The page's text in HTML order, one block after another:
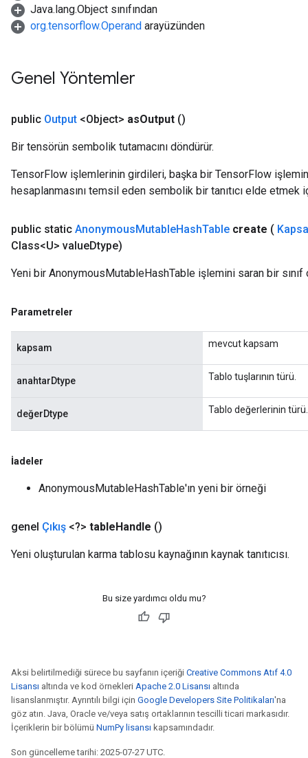
Java.lang.Object sınıfından
org.tensorflow.Operand arayüzünden
Genel Yöntemler
public Output <Object> asOutput ()
Bir tensörün sembolik tutamacını döndürür.
TensorFlow işlemlerinin girdileri, başka bir TensorFlow
hesaplanmasını temsil eden sembolik bir tanıtıcı elde etmek
public static AnonymousMutableHashTable create (
Class<U> valueDtype)
Yeni bir AnonymousMutableHashTable işlemini saran bir
Parametreler
kapsam mevcut kapsam
anahtarDtype Tablo tuşlarının türü.
değerDtype Tablo değerlerinin türü.
İadeler
AnonymousMutableHashTable'ın yeni bir örneği
genel Çıkış <?> tableHandle ()
Yeni oluşturulan karma tablosu kaynağının kaynak tanıtıcısı.
Bu size yardımcı oldu mu?
Aksi belirtilmediği sürece bu sayfanın içeriği Creative Commons Atıf 4.0
Lisansı altında ve kod örnekleri Apache 2.0 Lisansı altında
lisanslanmıştır. Ayrıntılı bilgi için Google Developers Site Politikaları'na
göz atın. Java, Oracle ve/veya satış ortaklarının tescilli ticari markasıdır.
İçeriklerin bir bölümü NumPy lisansı kapsamındadır.
Son güncelleme tarihi: 2025-07-27 UTC.